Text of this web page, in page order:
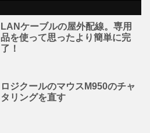
LANケーブルの屋外配線。専用
品を使って思ったより簡単に完
了！
ロジクールのマウスM950のチャ
タリングを直す